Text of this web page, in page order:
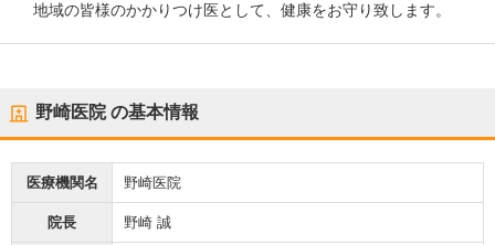
地域の皆様のかかりつけ医として、健康をお守り致します。
野崎医院の基本情報
医療機関名 野崎医院
院長 野崎 誠